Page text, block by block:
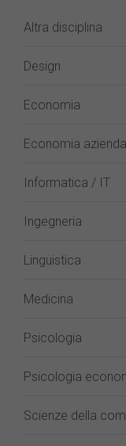
Altra disciplina
Design
Economia
Economia
Informatica / IT
Ingegneria
Linguistica
Medicina
Psicologia
Psicologia
Scienze della